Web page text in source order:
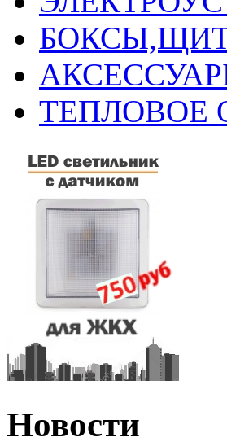
ТЕПЛОВОЕ
Новости